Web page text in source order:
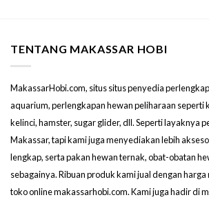
TENTANG MAKASSAR HOBI
MakassarHobi.com, situs situs penyedia
aquarium, perlengkapan hewan peliharaan seperti
kelinci, hamster, sugar glider, dll. Seperti layaknya
Makassar, tapi kami juga menyediakan lebih
lengkap, serta pakan hewan ternak, obat-obatan
sebagainya. Ribuan produk kami jual dengan
toko online makassarhobi.com. Kami juga hadir di